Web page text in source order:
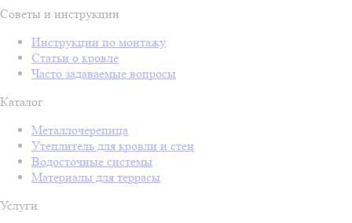
Советы и инструкции
Инструкции по монтажу
Статьи о кровле
Часто задаваемые вопросы
Каталог
Металлочерепица
Утеплитель для кровли и стен
Водосточные системы
Материалы для террасы
Услуги